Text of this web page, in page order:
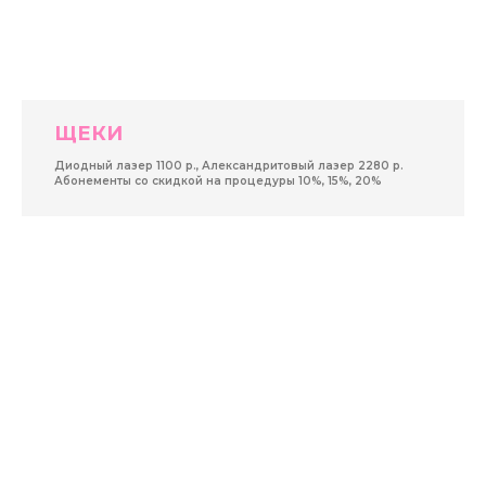
ЩЕКИ
Диодный лазер 1100 р., Александритовый лазер 2280 р.
Абонементы со скидкой на процедуры 10%, 15%, 20%